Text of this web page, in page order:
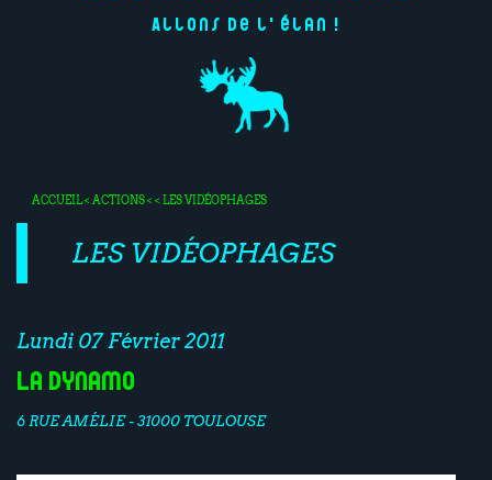
Allons de l'élan !
ACCUEIL<ACTIONS< < LES VIDÉOPHAGES
LES VIDÉOPHAGES
Lundi 07 Février 2011
La Dynamo
6 RUE AMÉLIE - 31000 TOULOUSE